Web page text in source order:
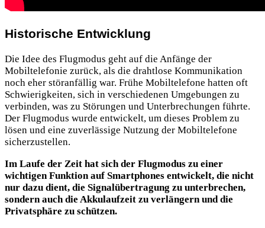
Historische Entwicklung
Die Idee des Flugmodus geht auf die Anfänge der
Mobiltelefonie zurück, als die drahtlose Kommunikation
noch eher störanfällig war. Frühe Mobiltelefone hatten oft
Schwierigkeiten, sich in verschiedenen Umgebungen zu
verbinden, was zu Störungen und Unterbrechungen führte.
Der Flugmodus wurde entwickelt, um dieses Problem zu
lösen und eine zuverlässige Nutzung der Mobiltelefone
sicherzustellen.
Im Laufe der Zeit hat sich der Flugmodus zu einer
wichtigen Funktion auf Smartphones entwickelt, die nicht
nur dazu dient, die Signalübertragung zu unterbrechen,
sondern auch die Akkulaufzeit zu verlängern und die
Privatsphäre zu schützen.